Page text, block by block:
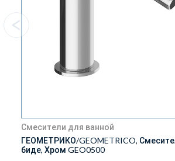
Смесители для ванной
ГЕОМЕТРИКО/GEOMETRICO,
биде, Хром GEO0500